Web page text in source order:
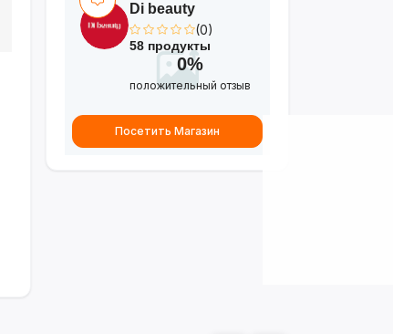
Di beauty
(0)
58 продукты
0%
положительный отзыв
Посетить Магазин